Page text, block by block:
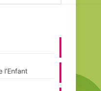
l’Enfant